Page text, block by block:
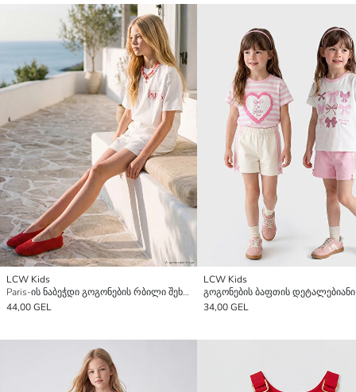
LCW Kids
Paris-ის ნაბეჭდი გოგონების რბილი შეხების კომპლექტი
44,00 GEL
LCW Kids
34,00 GEL